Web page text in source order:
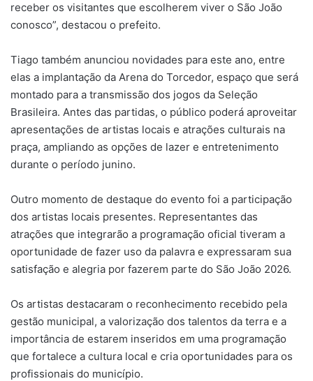
receber os visitantes que escolherem viver o São João
conosco”, destacou o prefeito.
Tiago também anunciou novidades para este ano, entre
elas a implantação da Arena do Torcedor, espaço que será
montado para a transmissão dos jogos da Seleção
Brasileira. Antes das partidas, o público poderá aproveitar
apresentações de artistas locais e atrações culturais na
praça, ampliando as opções de lazer e entretenimento
durante o período junino.
Outro momento de destaque do evento foi a participação
dos artistas locais presentes. Representantes das
atrações que integrarão a programação oficial tiveram a
oportunidade de fazer uso da palavra e expressaram sua
satisfação e alegria por fazerem parte do São João 2026.
Os artistas destacaram o reconhecimento recebido pela
gestão municipal, a valorização dos talentos da terra e a
importância de estarem inseridos em uma programação
que fortalece a cultura local e cria oportunidades para os
profissionais do município.